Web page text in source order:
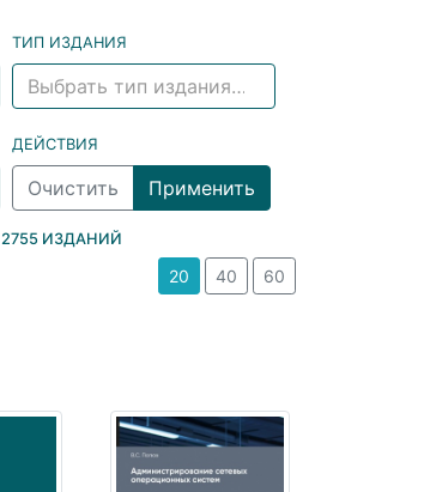
ТИП ИЗДАНИЯ
Выбрать тип издания…
ДЕЙСТВИЯ
2755 ИЗДАНИЙ
20 40 60